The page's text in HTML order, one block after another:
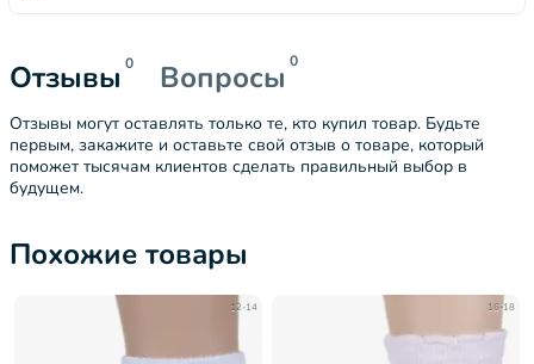
Отзывы 0 Вопросы 0
Отзывы могут оставлять только те, кто купил товар. Будьте
первым, закажите и оставьте свой отзыв о товаре, который
поможет тысячам клиентов сделать правильный выбор в
будущем.
Похожие товары
12-14 16-18